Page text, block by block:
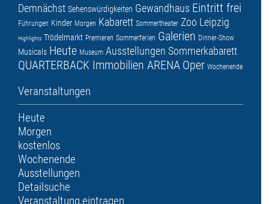
Demnächst Sehenswürdigkeiten Gewandhaus Eintritt frei
Führungen Kinder Morgen Kabarett Sommertheater Zoo Leipzig
Highlights Trödelmarkt Premieren Sommerferien Galerien Dinner-Show
Musicals Heute Museum Ausstellungen Sommerkabarett
QUARTERBACK Immobilien ARENA Oper Wochenende
Veranstaltungen
Heute
Morgen
kostenlos
Wochenende
Ausstellungen
Detailsuche
Veranstaltung eintragen